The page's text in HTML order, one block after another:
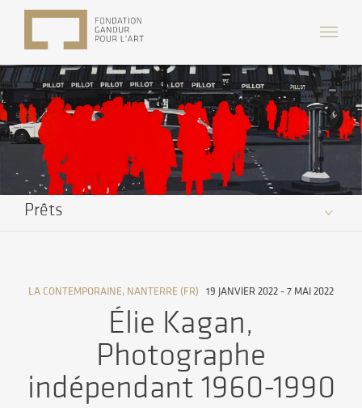
Prêts
LA CONTEMPORAINE, NANTERRE (FR) 19 JANVIER 2022 - 7 MAI 2022
Élie Kagan,
Photographe
indépendant 1960-1990